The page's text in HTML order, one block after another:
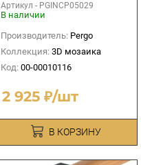
Артикул - PGINCP05029
В наличии
Производитель: Pergo
Коллекция: 3D мозаика
Код: 00-00010116
2 925 ₽/шт
В КОРЗИНУ